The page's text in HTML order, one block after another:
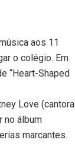
aos 11
o colégio. Em
“Heart-Shaped
Love (cantora
no álbum
marcantes.